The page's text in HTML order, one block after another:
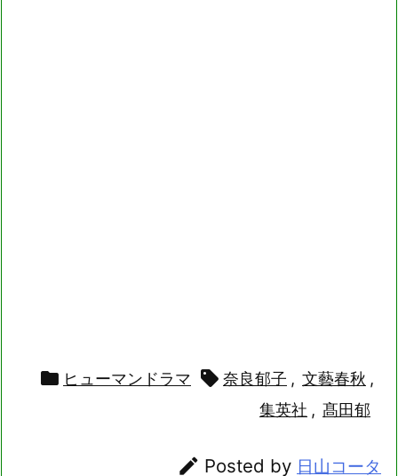
 ヒューマンドラマ  奈良郁子 , 文藝春秋 ,
集英社 , 髙田郁
 Posted by 日山コータ